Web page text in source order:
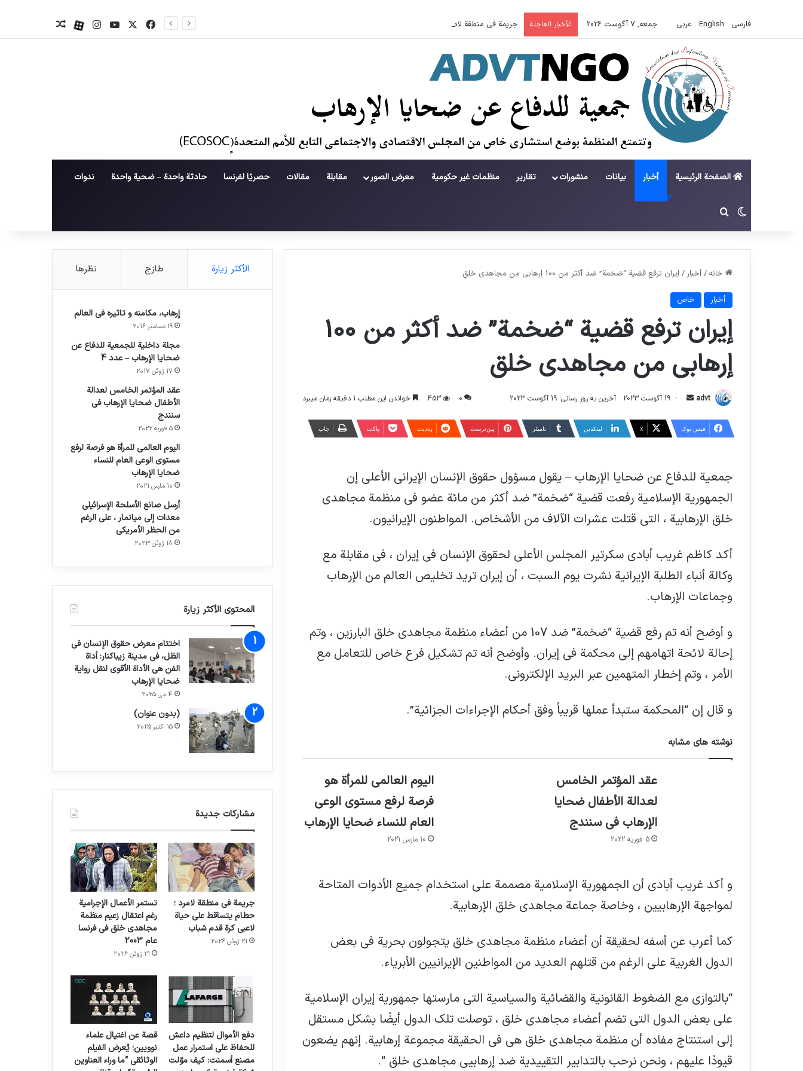
فارسی English عربي جمعه, 7 آگوست 2026 الأخبار العاجلة جريمة في منطقة لامرد ؛ حطام يتساقط على حياة لاعبي كرة قدم شباب فیس بوکیوتیوباینستاگرام
آپاراتنوشته تصادفی
الصفحة الرئيسية أخبار بيانات منشورات تقارير منظمات غير حكومية معرض الصور مقابلة مقالات حصريًا لفرنسا حادثة واحدة – ضحية واحدة ندوات
تغییر پوسته
جستجو برای
خانه / أخبار / إيران ترفع قضية “ضخمة” ضد أكثر من 100 إرهابي من مجاهدي خلق
أخبار خاص
إيران ترفع قضية “ضخمة” ضد أكثر من 100
إرهابي من مجاهدي خلق
advt ارسال
19 آگوست 2023 آخرین به روز رسانی: 19 آگوست 2023 0
453 خواندن این مطلب 1 دقیقه زمان میبرد
فیس بوک X لینکدین ‫تامبلر ‫پین‌ترست ‫رددیت پاکت چاپ
جمعية للدفاع عن ضحايا الإرهاب – يقول مسؤول حقوق الإنسان الإيراني الأعلى إن
الجمهورية الإسلامية رفعت قضية “ضخمة” ضد أكثر من مائة عضو في منظمة مجاهدي
خلق الإرهابية ، التي قتلت عشرات الآلاف من الأشخاص. المواطنون الإيرانيون.
أكد كاظم غريب أبادي سكرتير المجلس الأعلى لحقوق الإنسان في إيران ، في مقابلة مع
وكالة أنباء الطلبة الإيرانية نشرت يوم السبت ، أن إيران تريد تخليص العالم من الإرهاب
وجماعات الإرهاب.
و أوضح أنه تم رفع قضية “ضخمة” ضد 107 من أعضاء منظمة مجاهدي خلق البارزين ، وتم
إحالة لائحة اتهامهم إلى محكمة في إيران. وأوضح أنه تم تشكيل فرع خاص للتعامل مع
الأمر ، وتم إخطار المتهمين عبر البريد الإلكتروني.
و قال إن “المحكمة ستبدأ عملها قريباً وفق أحكام الإجراءات الجزائية”.
نوشته های مشابه
عقد المؤتمر الخامس
لعدالة الأطفال ضحايا
الإرهاب في سنندج
5 فوریه 2022
اليوم العالمي للمرأة هو
فرصة لرفع مستوى الوعي
العام للنساء ضحايا الإرهاب
10 مارس 2021
و أكد غريب أبادي أن الجمهورية الإسلامية مصممة على استخدام جميع الأدوات المتاحة
لمواجهة الإرهابيين ، وخاصة جماعة مجاهدي خلق الإرهابية.
كما أعرب عن أسفه لحقيقة أن أعضاء منظمة مجاهدي خلق يتجولون بحرية في بعض
الدول الغربية على الرغم من قتلهم العديد من المواطنين الإيرانيين الأبرياء.
“بالتوازي مع الضغوط القانونية والقضائية والسياسية التي مارستها جمهورية إيران الإسلامية
على بعض الدول التي تضم أعضاء مجاهدي خلق ، توصلت تلك الدول أيضًا بشكل مستقل
إلى استنتاج مفاده أن منظمة مجاهدي خلق هي في الحقيقة مجموعة إرهابية. إنهم يضعون
قيودًا عليهم ، ونحن نرحب بالتدابير التقييدية ضد إرهابيي مجاهدي خلق “.
الأكثر زيارة طازج نظرها
إرهاب، مكامنه و تاثيره في العالم
19 دسامبر 2016
مجلة داخلية للجمعية للدفاع عن
ضحايا الإرهاب – عدد 4
17 ژوئن 2017
عقد المؤتمر الخامس لعدالة
الأطفال ضحايا الإرهاب في
سنندج
5 فوریه 2022
اليوم العالمي للمرأة هو فرصة لرفع
مستوى الوعي العام للنساء
ضحايا الإرهاب
10 مارس 2021
أرسل صانع الأسلحة الإسرائيلي
معدات إلى ميانمار ، على الرغم
من الحظر الأمريكي
18 ژوئن 2023
المحتوى الأكثر زيارة
اختتام معرض حقوق الإنسان في
الظل، في مدينة زيباكنار: أداة
الفن هي الأداة الأقوى لنقل رواية
ضحايا الإرهاب
4 می 2025
(بدون عنوان)
15 اکتبر 2025
مشاركات جديدة
جريمة في منطقة لامرد ؛
حطام يتساقط على حياة
لاعبي كرة قدم شباب
21 ژوئن 2026
تستمر الأعمال الإجرامية
رغم اعتقال زعيم منظمة
مجاهدي خلق في فرنسا
عام 2003
21 ژوئن 2026
دفع الأموال لتنظيم داعش
للحفاظ على استمرار عمل
مصنع أسمنت: كيف موّلت
قصة عن اغتيال علماء
نوويين؛ يُعرض الفيلم
الوثائقي “ما وراء العناوين